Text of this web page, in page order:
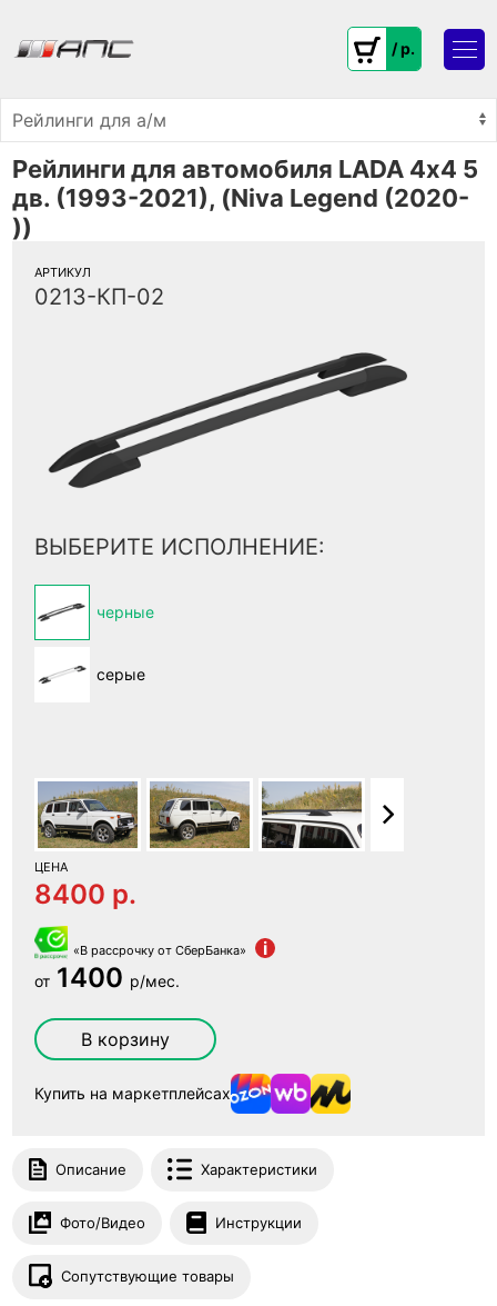
/ p.
Рейлинги для автомобиля LADA 4х4 5
дв. (1993-2021), (Niva Legend (2020-
))
АРТИКУЛ
0213-КП-02
ВЫБЕРИТЕ ИСПОЛНЕНИЕ:
черные
серые
ЦЕНА
8400 p.
«В рассрочку от СберБанка» i
от 1400 р/мес.
В корзину
Купить на маркетплейсах
Описание Характеристики
Фото/Видео Инструкции
Сопутствующие товары